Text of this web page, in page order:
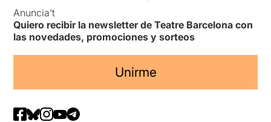
Anuncia’t
Quiero recibir la newsletter de Teatre Barcelona con
las novedades, promociones y sorteos
Unirme